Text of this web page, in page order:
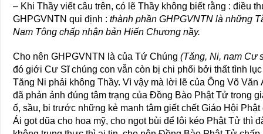
– Khi Thầy viết câu trên, có lẽ Thầy không biết rằng : điều
GHPGVNTN qui định :thành phần GHPGVNTN là những
Nam Tông chấp nhận bản Hiến Chương nầy.
Cho nên GHPGVNTN là của Tứ Chúng(Tăng, Ni, nam Cư
đó giới Cư Sĩ chúng con vẫn còn bị chi phối bởi thất tình
Tăng Ni phải không Thầy. Vì vậy mà lời lẽ của Ông Võ
đã phản ảnh đúng tâm trạng của Đồng Bào Phật Tử trong
ố, sầu, bi trước những kẻ manh tâm giết chết Giáo Hội
Ái gọt dũa cho hoa mỹ, cho ngọt bùi để lôi kéo Phật Tử thì